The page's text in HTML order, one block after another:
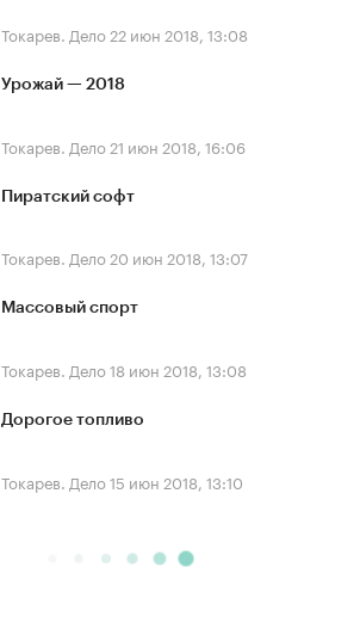
Токарев. Дело 22 июн 2018, 13:08
Урожай — 2018
Токарев. Дело 21 июн 2018, 16:06
Пиратский софт
Токарев. Дело 20 июн 2018, 13:07
Массовый спорт
Токарев. Дело18 июн 2018, 13:08
Дорогое топливо
Токарев. Дело15 июн 2018, 13:10